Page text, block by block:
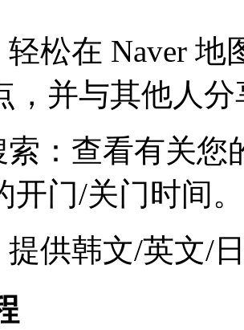
轻松在 Naver
，并与其他人分
索：查看有关
开门/关门时间。
提供韩文/英文/